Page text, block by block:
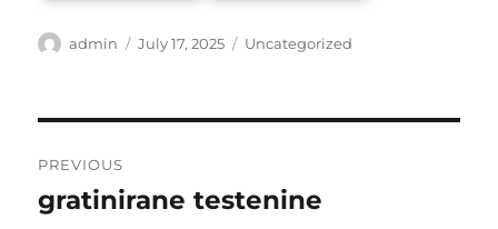
Author
admin
Posted
July 17, 2025 Categories
Uncategorized
navigation
PREVIOUS
Previous
gratinirane testenine